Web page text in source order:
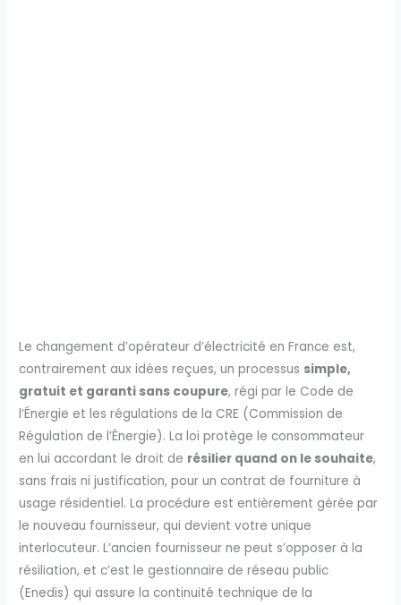
Le changement d’opérateur d’électricité en France est,
contrairement aux idées reçues, un processus simple,
gratuit et garanti sans coupure, régi par le Code de
l’Énergie et les régulations de la CRE (Commission de
Régulation de l’Énergie). La loi protège le consommateur
en lui accordant le droit de résilier quand on le souhaite,
sans frais ni justification, pour un contrat de fourniture à
usage résidentiel. La procédure est entièrement gérée par
le nouveau fournisseur, qui devient votre unique
interlocuteur. L’ancien fournisseur ne peut s’opposer à la
résiliation, et c’est le gestionnaire de réseau public
(Enedis) qui assure la continuité technique de la